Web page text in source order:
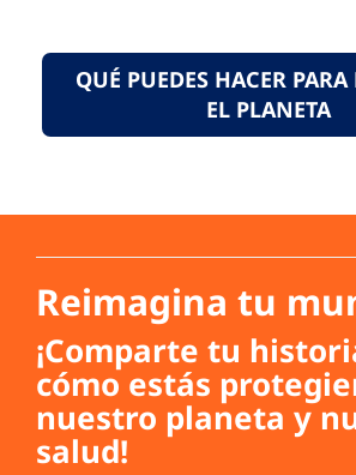
QUÉ PUEDES HACER PARA
EL PLANETA
Reimagina tu
¡Comparte tu
cómo estás
nuestro planeta y
salud!